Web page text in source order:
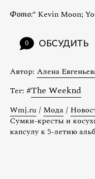
Фото:* Kevin Moon;
0 ОБСУДИТЬ
Автор: Алена
Тег: #The Weeknd
Wmj.ru / Мода /
Сумки-кресты и
капсулу к 5-летию